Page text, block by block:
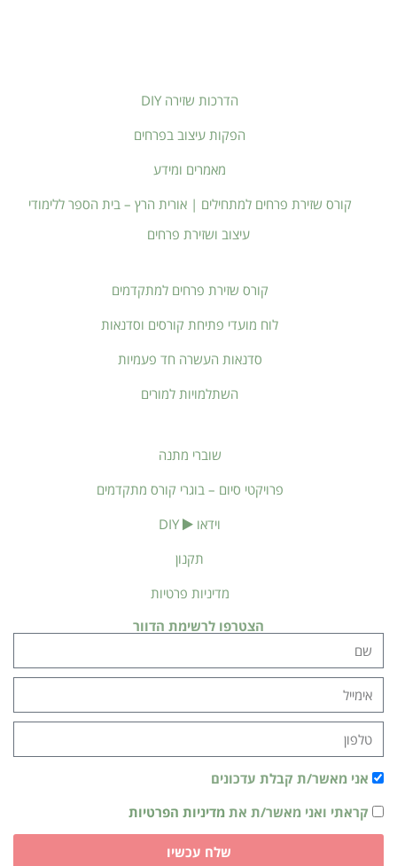
הדרכות שזירה DIY
הפקות עיצוב בפרחים
מאמרים ומידע
קורס שזירת פרחים למתחילים | אורית הרץ – בית הספר ללימודי
עיצוב ושזירת פרחים
קורס שזירת פרחים למתקדמים
לוח מועדי פתיחת קורסים וסדנאות
סדנאות העשרה חד פעמיות
השתלמויות למורים
שוברי מתנה
פרויקטי סיום – בוגרי קורס מתקדמים
וידאו
תקנון
מדיניות פרטיות
הצטרפו לרשימת הדוור
אני מאשר/ת קבלת עדכונים
קראתי ואני מאשר/ת את מדיניות הפרטיות
שלח עכשיו